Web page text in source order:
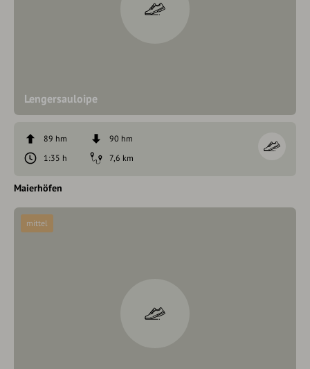
Lengersauloipe
89 hm
90 hm
1:35 h
7,6 km
Maierhöfen
mittel